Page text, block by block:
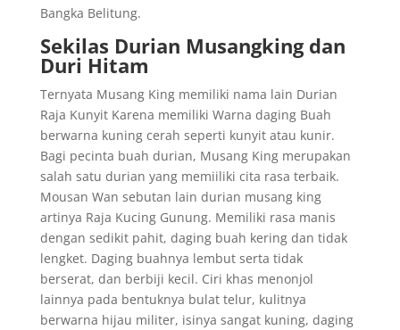
Bangka Belitung.
Sekilas Durian Musangking dan
Duri Hitam
Ternyata Musang King memiliki nama lain Durian
Raja Kunyit Karena memiliki Warna daging Buah
berwarna kuning cerah seperti kunyit atau kunir.
Bagi pecinta buah durian, Musang King merupakan
salah satu durian yang memiiliki cita rasa terbaik.
Mousan Wan sebutan lain durian musang king
artinya Raja Kucing Gunung. Memiliki rasa manis
dengan sedikit pahit, daging buah kering dan tidak
lengket. Daging buahnya lembut serta tidak
berserat, dan berbiji kecil. Ciri khas menonjol
lainnya pada bentuknya bulat telur, kulitnya
berwarna hijau militer, isinya sangat kuning, daging